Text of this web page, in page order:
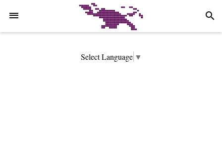
search
Select Language ▼